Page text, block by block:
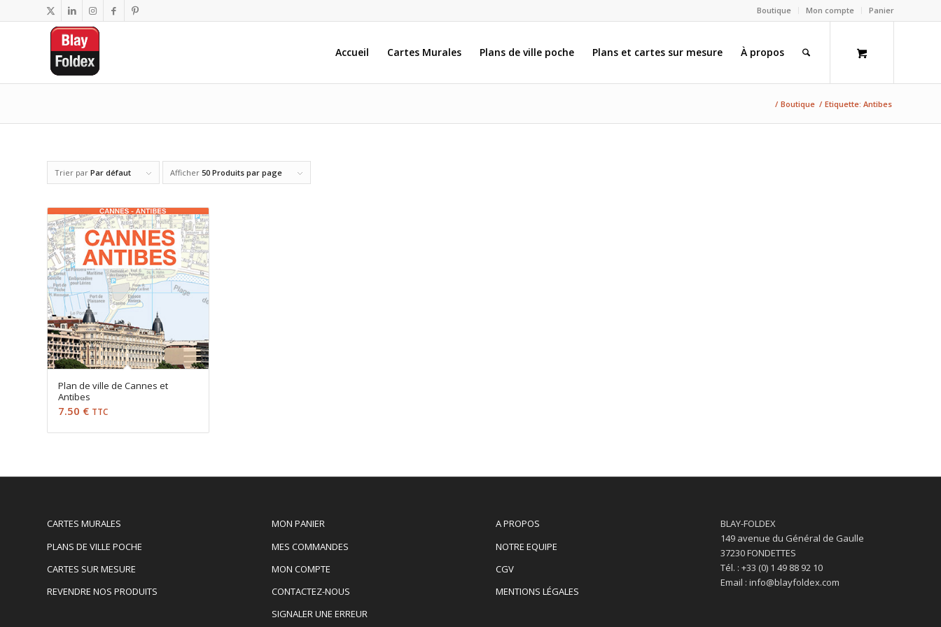
Boutique Mon compte Panier
Accueil Cartes Murales Plans de ville poche Plans et cartes sur mesure À propos
/ Boutique / Etiquette: Antibes
Trier par Par défaut Afficher 50 Produits par page
Plan de ville de Cannes et
Antibes
7.50 € TTC
CARTES MURALES
PLANS DE VILLE POCHE
CARTES SUR MESURE
REVENDRE NOS PRODUITS
MON PANIER
MES COMMANDES
MON COMPTE
CONTACTEZ-NOUS
SIGNALER UNE ERREUR
A PROPOS
NOTRE EQUIPE
CGV
MENTIONS LÉGALES
BLAY-FOLDEX
149 avenue du Général de Gaulle
37230 FONDETTES
Tél. : +33 (0) 1 49 88 92 10
Email : info@blayfoldex.com